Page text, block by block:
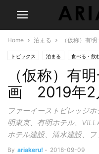
Home 泊まる （仮称）有
トピックス 泊まる 食べる・飲
（仮称）有
画 2019年2
ファーイーストビレッジ
明東京、有明ホテル、
ホテル建設、清水建設、フ
By ariakeru! - 2018-09-09